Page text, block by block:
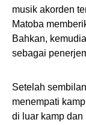
musik akorden
Matoba
Bahkan,
sebagai
Setelah
menempati
di luar kamp dan